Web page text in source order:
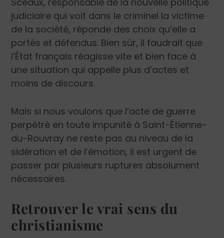
judiciaire qui voit dans le criminel la victime
de la société, réponde des choix qu’elle a
portés et défendus. Bien sûr, il faudrait que
l’État français réagisse vite et bien face à
une situation qui appelle plus d’actes et
moins de discours.
Mais si nous voulons que l’acte de guerre
perpétré en toute impunité à Saint-Étienne-
du-Rouvray ne reste pas au niveau de la
sidération et de l’émotion, il est urgent de
passer par plusieurs ruptures absolument
nécessaires.
Retrouver le vrai sens du
christianisme